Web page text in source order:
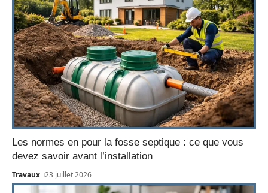
Les normes en pour la fosse septique : ce que vous
devez savoir avant l’installation
Travaux 23 juillet 2026